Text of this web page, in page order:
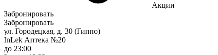
Акции
Забронировать
Забронировать
ул. Городецкая, д. 30 (Гиппо)
InLek Аптека №20
до 23:00